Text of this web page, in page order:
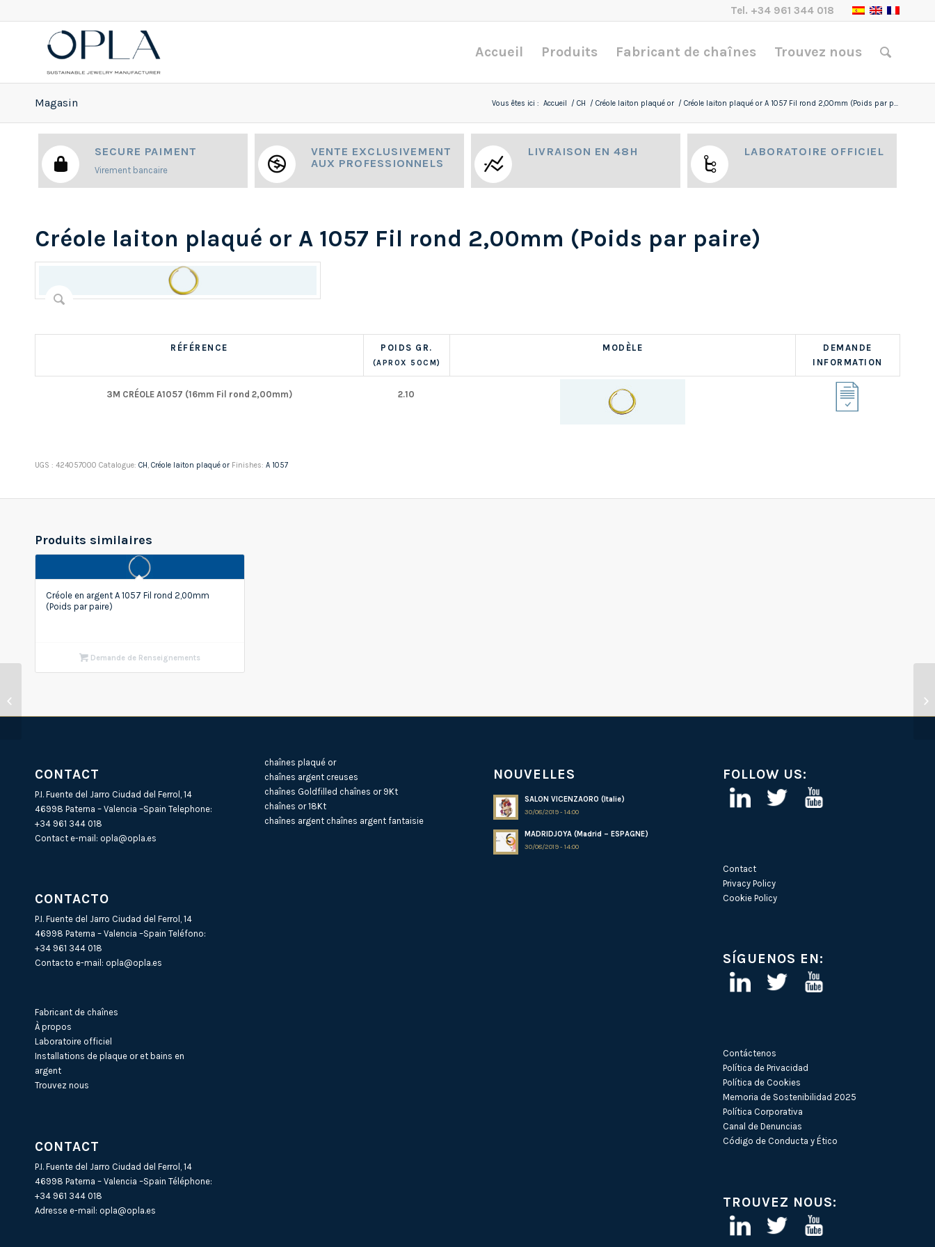
Tel. +34 961 344 018
Accueil Produits Fabricant de chaînes Trouvez nous
Magasin Vous êtes ici : Accueil / CH / Créole laiton plaqué or / Créole laiton plaqué or A 1057 Fil rond 2,00mm (Poids par p...
SECURE PAIMENT
Virement bancaire
VENTE EXCLUSIVEMENT
AUX PROFESSIONNELS
LIVRAISON EN 48H LABORATOIRE OFFICIEL
Créole laiton plaqué or A 1057 Fil rond 2,00mm (Poids par paire)
RÉFÉRENCE POIDS GR.
(APROX 50CM)
MODÈLE
DEMANDE
INFORMATION
3M CRÉOLE A1057 (16mm Fil rond 2,00mm) 2.10
UGS : 424057000 Catalogue: CH, Créole laiton plaqué or Finishes: A 1057
Produits similaires
Créole en argent A 1057 Fil rond 2,00mm
(Poids par paire)
Demande de Renseignements
CONTACT
P.I. Fuente del Jarro Ciudad del Ferrol, 14
46998 Paterna – Valencia –Spain Telephone:
+34 961 344 018
Contact e-mail: opla@opla.es
CONTACTO
P.I. Fuente del Jarro Ciudad del Ferrol, 14
46998 Paterna – Valencia –Spain Teléfono:
+34 961 344 018
Contacto e-mail: opla@opla.es
Fabricant de chaînes
À propos
Laboratoire officiel
Installations de plaque or et bains en
argent
Trouvez nous
CONTACT
P.I. Fuente del Jarro Ciudad del Ferrol, 14
46998 Paterna – Valencia –Spain Téléphone:
+34 961 344 018
Adresse e-mail: opla@opla.es
chaînes plaqué or
chaînes argent creuses
chaînes Goldfilled chaînes or 9Kt
chaînes or 18Kt
chaînes argent chaînes argent fantaisie
NOUVELLES
SALON VICENZAORO (Italie)
30/08/2019 - 14:00
MADRIDJOYA (Madrid – ESPAGNE)
30/08/2019 - 14:00
FOLLOW US:
Contact
Privacy Policy
Cookie Policy
SÍGUENOS EN:
Contáctenos
Política de Privacidad
Política de Cookies
Memoria de Sostenibilidad 2025
Política Corporativa
Canal de Denuncias
Código de Conducta y Ético
TROUVEZ NOUS:
13,55×5,28mm (Poids...